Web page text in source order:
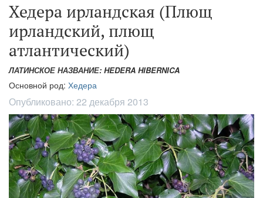
Хедера ирландская (Плющ
ирландский, плющ
атлантический)
ЛАТИНСКОЕ НАЗВАНИЕ: HEDERA HIBERNICA
Основной род: Хедера
Опубликовано: 22 декабря 2013